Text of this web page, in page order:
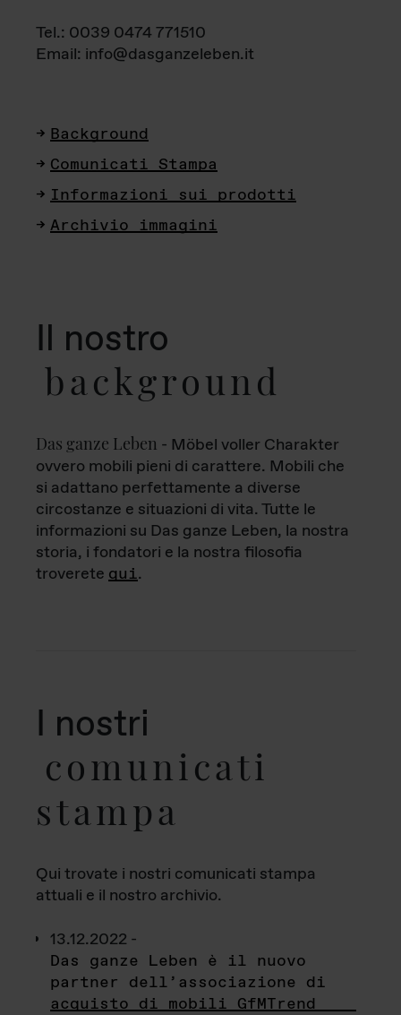
Tel.: 0039 0474 771510
Email: info@dasganzeleben.it
Background
Comunicati Stampa
Informazioni sui prodotti
Archivio immagini
Il nostro
background
Das ganze Leben - Möbel voller Charakter
ovvero mobili pieni di carattere. Mobili che
si adattano perfettamente a diverse
circostanze e situazioni di vita. Tutte le
informazioni su Das ganze Leben, la nostra
storia, i fondatori e la nostra filosofia
troverete qui.
I nostri
comunicati
stampa
Qui trovate i nostri comunicati stampa
attuali e il nostro archivio.
13.12.2022 -
Das ganze Leben è il nuovo
partner dell’associazione di
acquisto di mobili GfMTrend